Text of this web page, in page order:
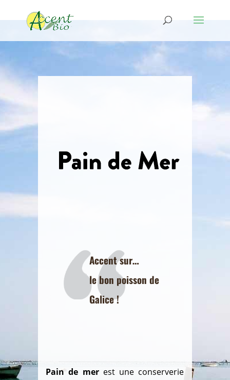
Accent sur…
le bon poisson de
Galice !
Pain de merest une conserverie